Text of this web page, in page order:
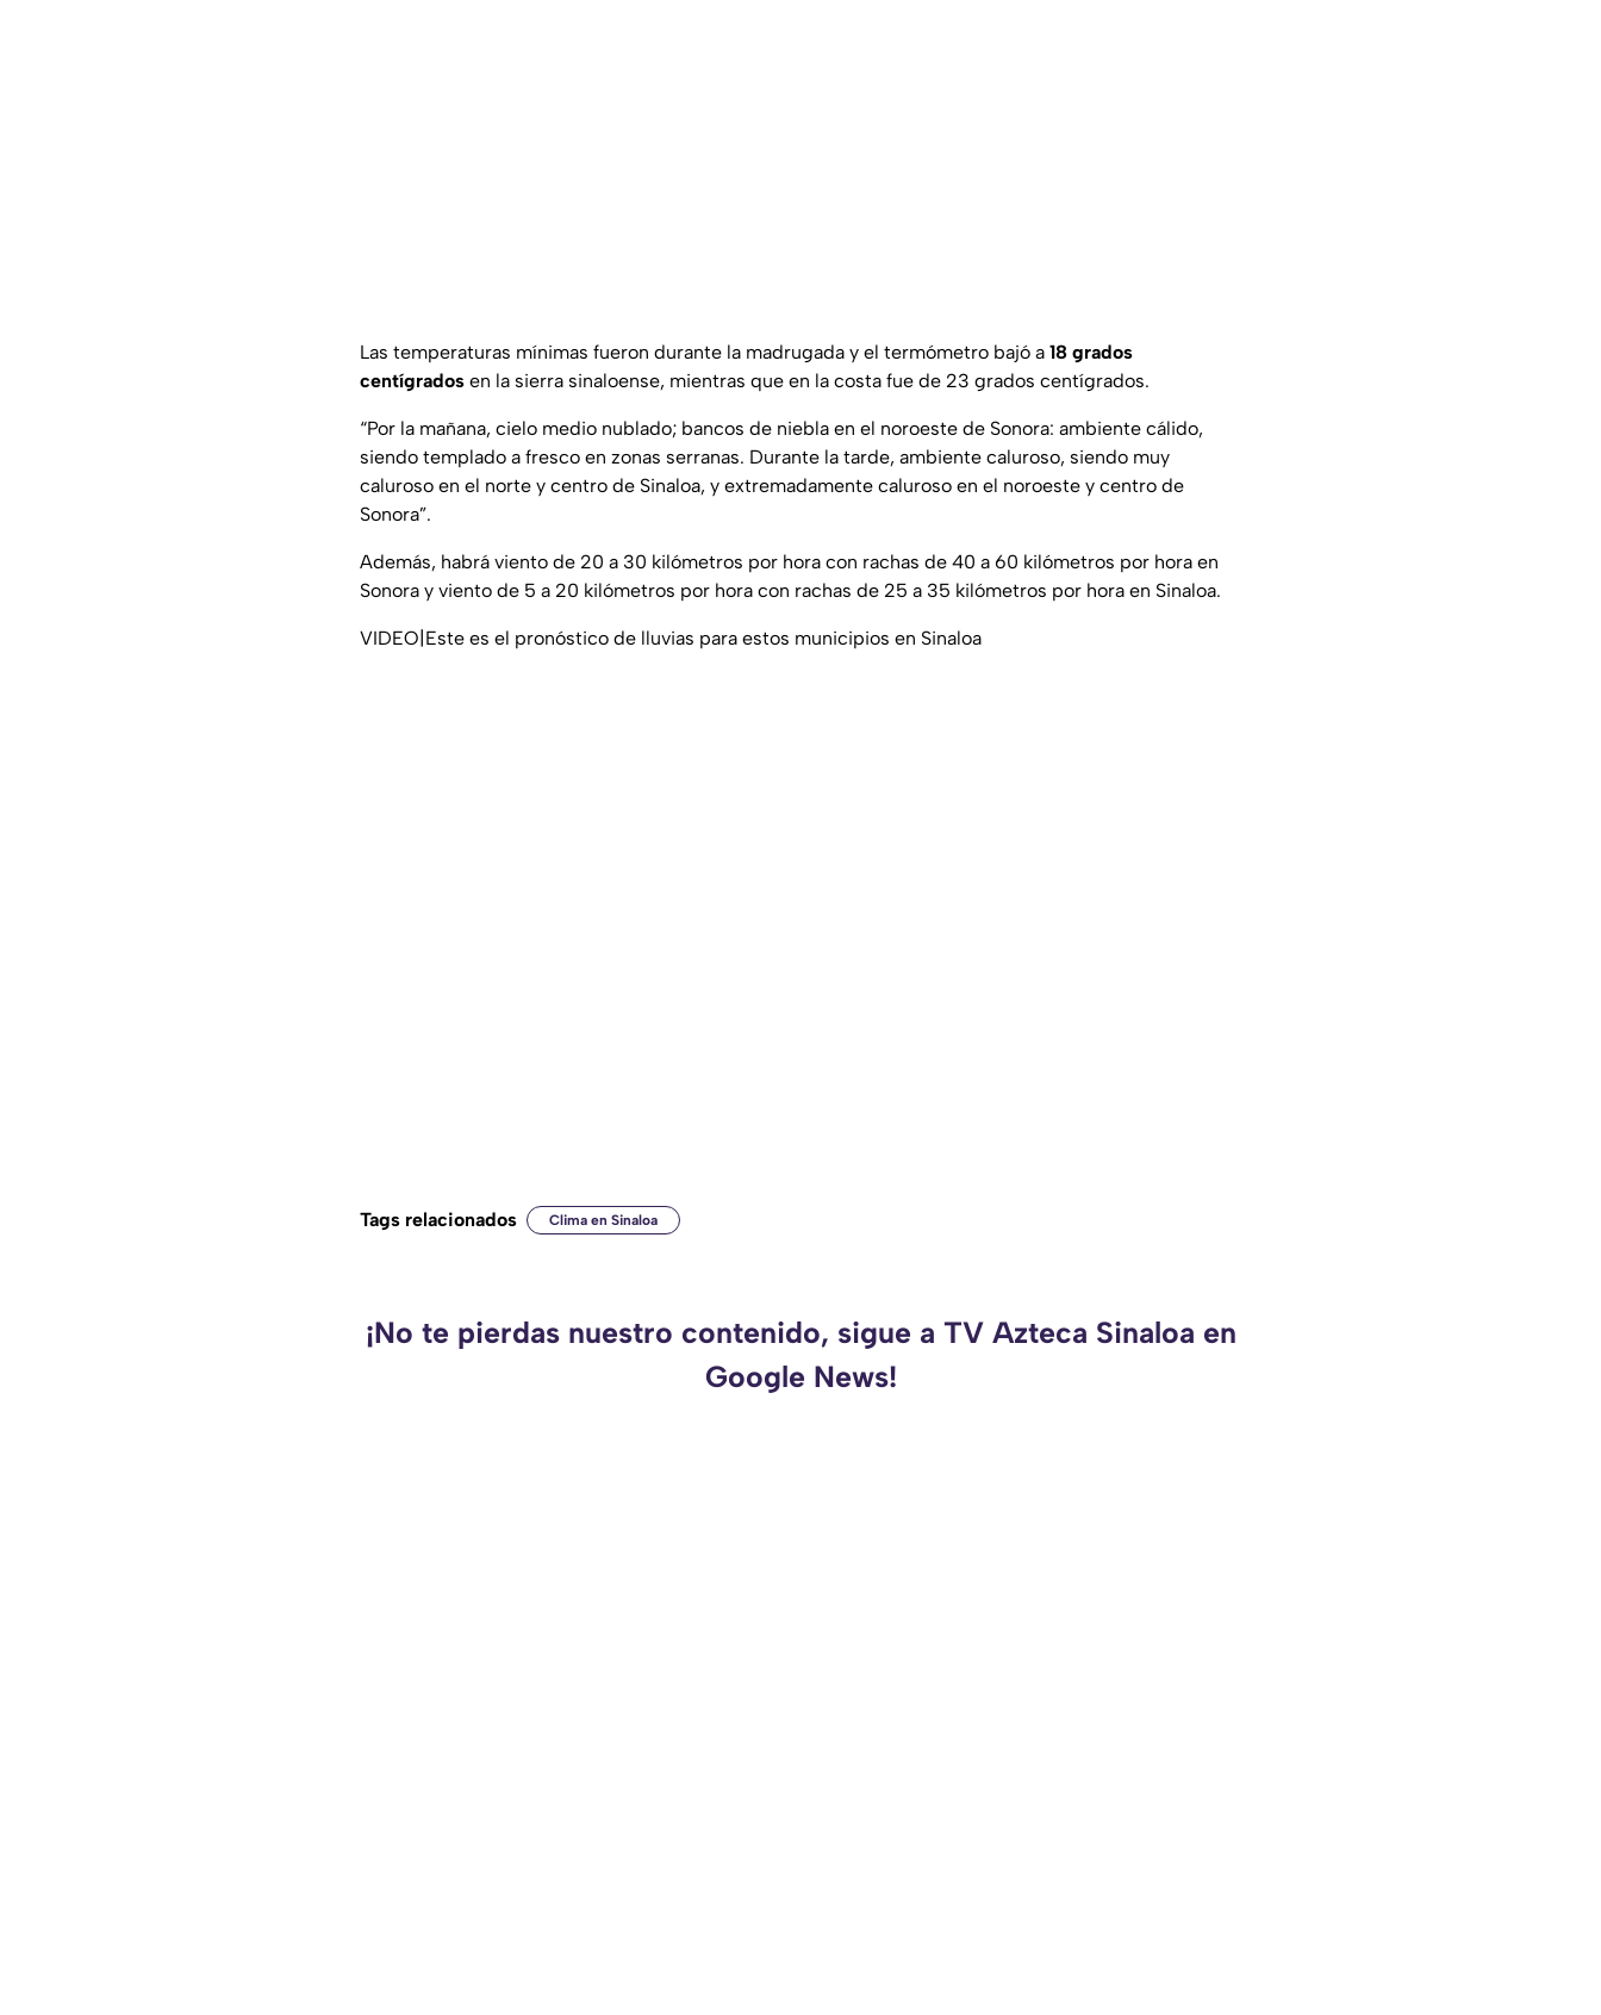
Las temperaturas mínimas fueron durante la madrugada y el termómetro bajó a 18 grados
centígrados en la sierra sinaloense, mientras que en la costa fue de 23 grados centígrados.
“Por la mañana, cielo medio nublado; bancos de niebla en el noroeste de Sonora: ambiente cálido,
siendo templado a fresco en zonas serranas. Durante la tarde, ambiente caluroso, siendo muy
caluroso en el norte y centro de Sinaloa, y extremadamente caluroso en el noroeste y centro de
Sonora”.
Además, habrá viento de 20 a 30 kilómetros por hora con rachas de 40 a 60 kilómetros por hora en
Sonora y viento de 5 a 20 kilómetros por hora con rachas de 25 a 35 kilómetros por hora en Sinaloa.
VIDEO|Este es el pronóstico de lluvias para estos municipios en Sinaloa
Tags relacionados Clima en Sinaloa
¡No te pierdas nuestro contenido, sigue a TV Azteca Sinaloa en
Google News!